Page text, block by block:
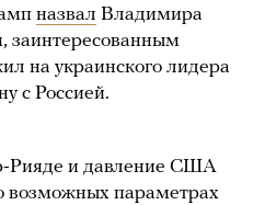
назвал Владимира
заинтересованным
на украинского лидера
с Россией.
Рияде и давление США
возможных параметрах